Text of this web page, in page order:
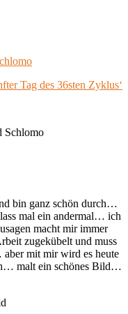
Tag des 36sten Zyklus‘
Schlomo
bin ganz schön durch…
mal ein andermal… ich
macht mir immer
zugekübelt und muss
mit mir wird es heute
malt ein schönes Bild…